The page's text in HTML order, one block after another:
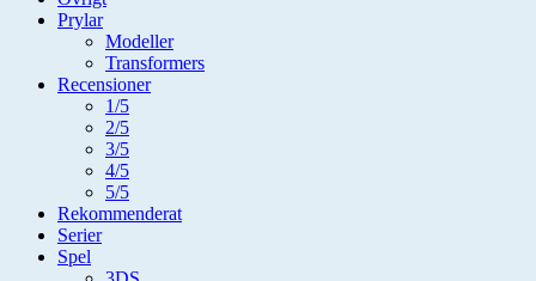
Prylar
Modeller
Transformers
Recensioner
1/5
2/5
3/5
4/5
5/5
Rekommenderat
Serier
Spel